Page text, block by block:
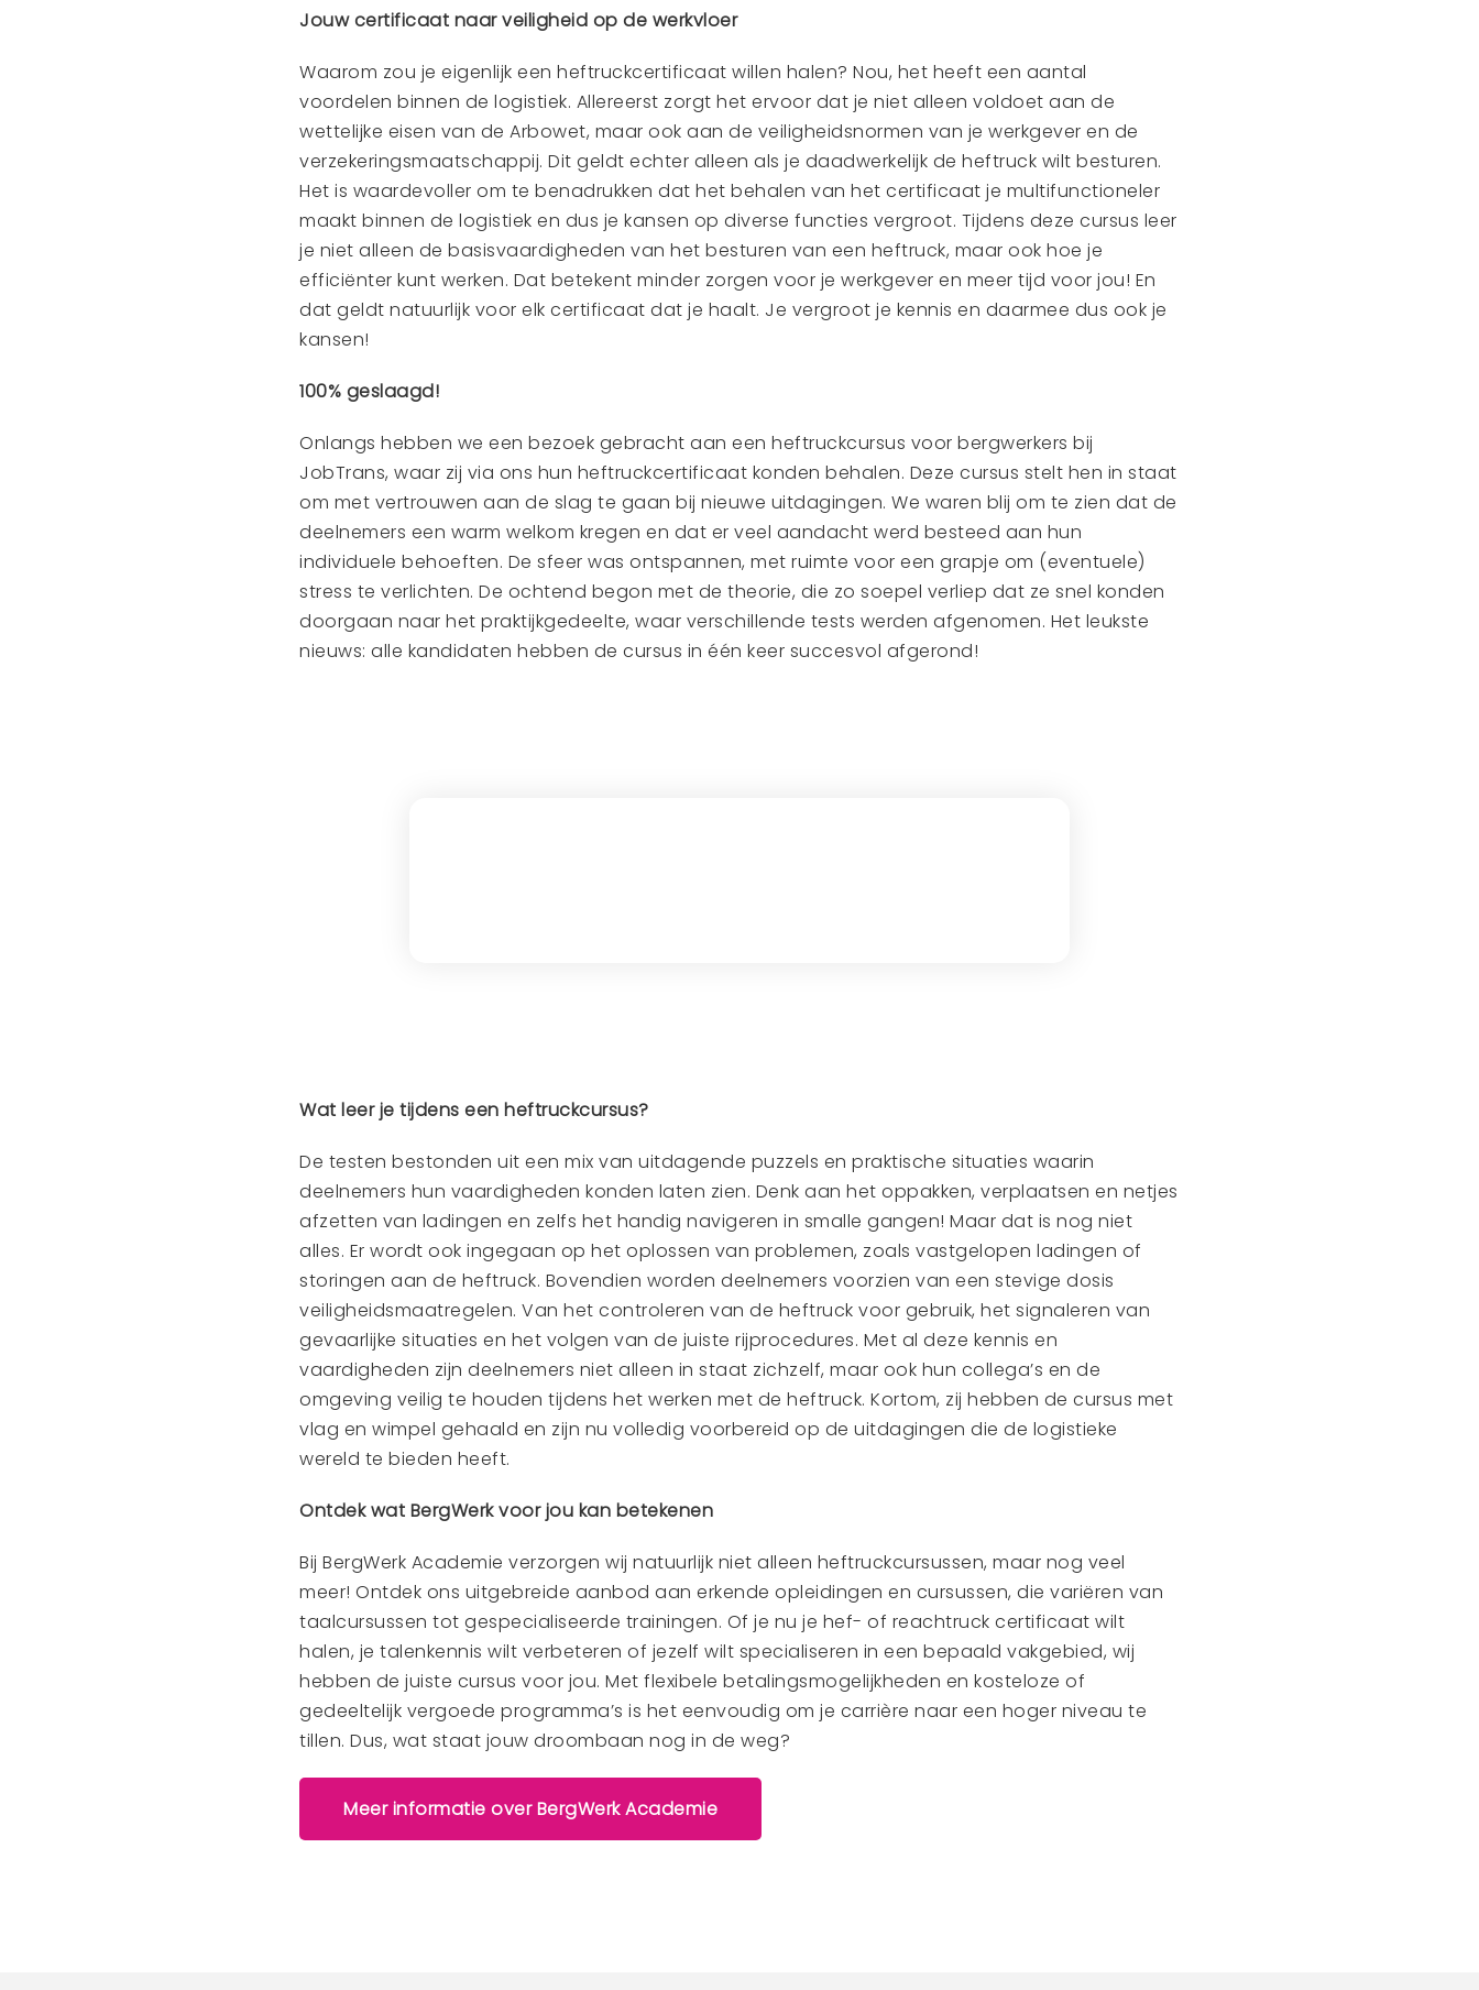
Jouw certificaat naar veiligheid op de werkvloer
Waarom zou je eigenlijk een heftruckcertificaat willen halen? Nou, het heeft een aantal
voordelen binnen de logistiek. Allereerst zorgt het ervoor dat je niet alleen voldoet aan de
wettelijke eisen van de Arbowet, maar ook aan de veiligheidsnormen van je werkgever en de
verzekeringsmaatschappij. Dit geldt echter alleen als je daadwerkelijk de heftruck wilt besturen.
Het is waardevoller om te benadrukken dat het behalen van het certificaat je multifunctioneler
maakt binnen de logistiek en dus je kansen op diverse functies vergroot. Tijdens deze cursus leer
je niet alleen de basisvaardigheden van het besturen van een heftruck, maar ook hoe je
efficiënter kunt werken. Dat betekent minder zorgen voor je werkgever en meer tijd voor jou! En
dat geldt natuurlijk voor elk certificaat dat je haalt. Je vergroot je kennis en daarmee dus ook je
kansen!
100% geslaagd!
Onlangs hebben we een bezoek gebracht aan een heftruckcursus voor bergwerkers bij
JobTrans, waar zij via ons hun heftruckcertificaat konden behalen. Deze cursus stelt hen in staat
om met vertrouwen aan de slag te gaan bij nieuwe uitdagingen. We waren blij om te zien dat de
deelnemers een warm welkom kregen en dat er veel aandacht werd besteed aan hun
individuele behoeften. De sfeer was ontspannen, met ruimte voor een grapje om (eventuele)
stress te verlichten. De ochtend begon met de theorie, die zo soepel verliep dat ze snel konden
doorgaan naar het praktijkgedeelte, waar verschillende tests werden afgenomen. Het leukste
nieuws: alle kandidaten hebben de cursus in één keer succesvol afgerond!
Wat leer je tijdens een heftruckcursus?
De testen bestonden uit een mix van uitdagende puzzels en praktische situaties waarin
deelnemers hun vaardigheden konden laten zien. Denk aan het oppakken, verplaatsen en netjes
afzetten van ladingen en zelfs het handig navigeren in smalle gangen! Maar dat is nog niet
alles. Er wordt ook ingegaan op het oplossen van problemen, zoals vastgelopen ladingen of
storingen aan de heftruck. Bovendien worden deelnemers voorzien van een stevige dosis
veiligheidsmaatregelen. Van het controleren van de heftruck voor gebruik, het signaleren van
gevaarlijke situaties en het volgen van de juiste rijprocedures. Met al deze kennis en